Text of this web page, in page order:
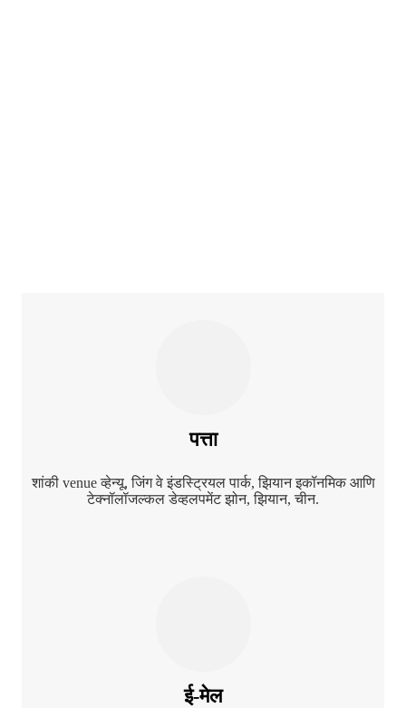
पत्ता
शांकी venue व्हेन्यू, जिंग वे इंडस्ट्रियल पार्क, झियान इकॉनमिक आणि
टेक्नॉलॉजल्कल डेव्हलपमेंट झोन, झियान, चीन.
ई-मेल